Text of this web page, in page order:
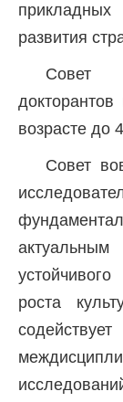
прикладных
развития
Совет
возрасте до
Совет
роста